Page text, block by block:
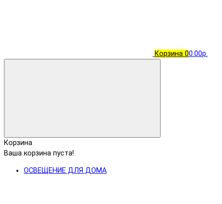
Корзина 00.00р.
Корзина
Ваша корзина пуста!
ОСВЕЩЕНИЕ ДЛЯ ДОМА